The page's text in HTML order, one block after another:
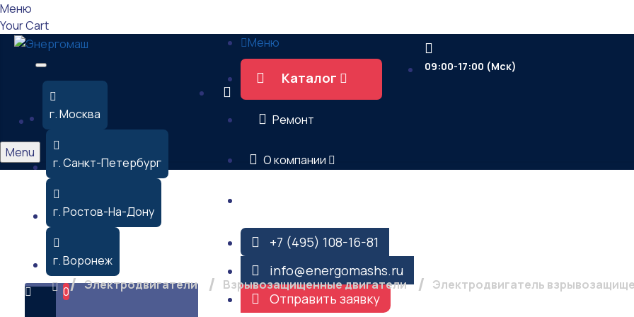
Меню
Your Cart
г. Москва
г. Санкт-Петербург
г. Ростов-На-Дону
г. Воронеж
0
Меню
Каталог
Ремонт
О компании
+7 (495) 108-16-81
info@energomashs.ru
Отправить заявку
09:00-17:00 (Мск)
Menu
Электродвигатель взрывозащищенный ВА
1500об/мин
Электродвигатели Взрывозащищенные двигатели Электродвигатель